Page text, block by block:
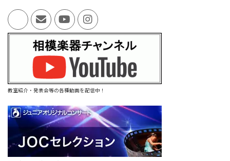
教室紹介・発表会等の各種動画を配信中！